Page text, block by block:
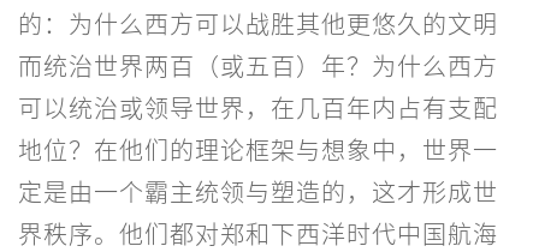
的：为什么西方可以战胜其他更悠久的文明
而统治世界两百（或五百）年？为什么西方
可以统治或领导世界，在几百年内占有支配
地位？在他们的理论框架与想象中，世界一
定是由一个霸主统领与塑造的，这才形成世
界秩序。他们都对郑和下西洋时代中国航海